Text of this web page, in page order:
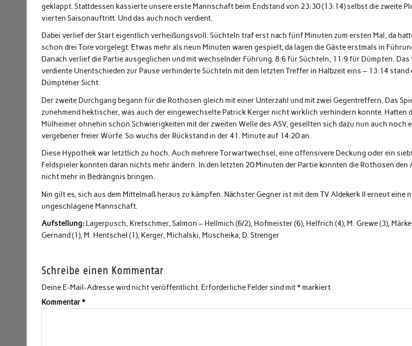
geklappt. Stattdessen kassierte unsere erste Mannschaft beim Endstand von 23:30 (13:14) selbst die zweite
vierten Saisonauftritt. Und das auch noch verdient.
Dabei verlief der Start eigentlich verheißungsvoll. Süchteln traf erst nach fünf Minuten zum ersten Mal, da
schon drei Tore vorgelegt. Etwas mehr als neun Minuten waren gespielt, da lagen die Gäste erstmals in
Danach verlief die Partie ausgeglichen und mit wechselnder Führung. 8:6 für Süchteln, 11:9 für Dümpten.
verdiente Unentschieden zur Pause verhinderte Süchteln mit dem letzten Treffer in Halbzeit eins – 13:14 stand
Dümptener Sicht.
Der zweite Durchgang begann für die Rothosen gleich mit einer Unterzahl und mit zwei Gegentreffern. Das
zunehmend hektischer, was auch der eingewechselte Patrick Kerger nicht wirklich verhindern konnte. Hatten
Mülheimer ohnehin schon Schwierigkeiten mit der zweiten Welle des ASV, gesellten sich dazu nun auch noch
vergebener freier Würfe. So wuchs der Rückstand in der 41. Minute auf 14:20 an.
Diese Hypothek war letztlich zu hoch. Auch mehrere Torwartwechsel, eine offensivere Deckung oder ein
Feldspieler konnten daran nichts mehr ändern. In den letzten 20 Minuten der Partie konnten die Rothosen
nicht mehr in Bedrängnis bringen.
Nin gilt es, sich aus dem Mittelmaß heraus zu kämpfen. Nächster Gegner ist mit dem TV Aldekerk II erneut eine
ungeschlagene Mannschaft.
Aufstellung: Lagerpusch, Kretschmer, Salmon – Hellmich (6/2), Hofmeister (6), Helfrich (4), M. Grewe (3),
Gernand (1), M. Hentschel (1), Kerger, Michalski, Muscheika, D. Strenger
Schreibe einen Kommentar
Deine E-Mail-Adresse wird nicht veröffentlicht. Erforderliche Felder sind mit* markiert
Kommentar*